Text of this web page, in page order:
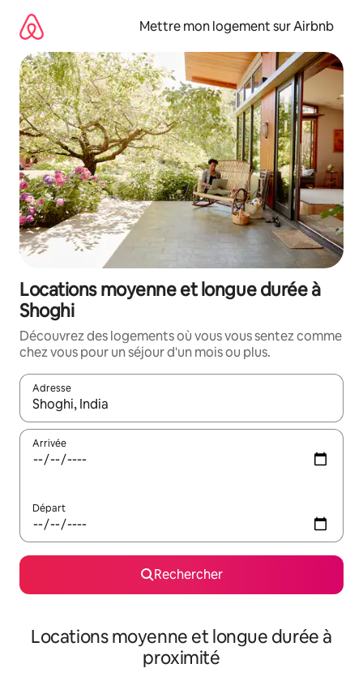
directement
contenu
Mettre mon logement sur Airbnb
Locations moyenne et longue durée à
Shoghi
Découvrez des logements où vous vous sentez comme
chez vous pour un séjour d'un mois ou plus.
Adresse
Lorsque les résultats s'affichent, utilisez les flèches vers le
Arrivée
Départ
Rechercher
Locations moyenne et longue durée à
proximité